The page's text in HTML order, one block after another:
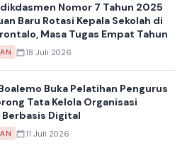
Nomor 7 Tahun 2025
Baru Rotasi Kepala Sekolah di
Masa Tugas Empat Tahun
18 Juli 2026
Buka Pelatihan Pengurus
Tata Kelola Organisasi
Digital
11 Juli 2026